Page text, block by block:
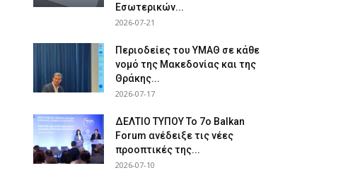
Εσωτερικών...
2026-07-21
Περιοδείες του ΥΜΑΘ σε κάθε
νομό της Μακεδονίας και της
Θράκης...
2026-07-17
ΔΕΛΤΙΟ ΤΥΠΟΥ Το 7ο Balkan
Forum ανέδειξε τις νέες
προοπτικές της...
2026-07-10